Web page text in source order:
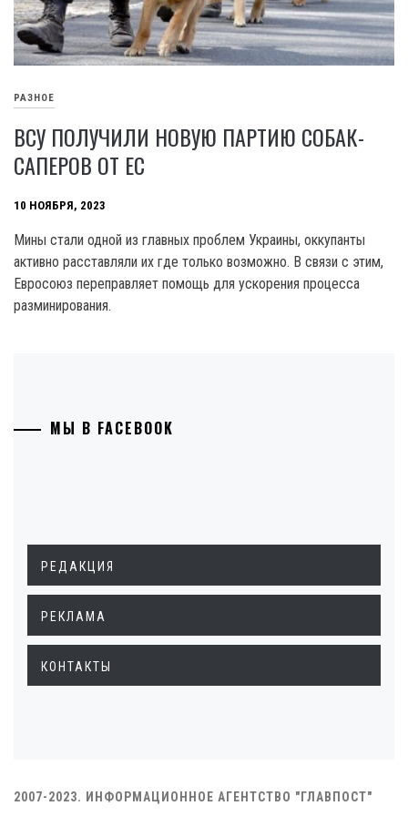
РАЗНОЕ
ВСУ ПОЛУЧИЛИ НОВУЮ ПАРТИЮ СОБАК-
САПЕРОВ ОТ ЕС
10 НОЯБРЯ, 2023
Мины стали одной из главных проблем Украины, оккупанты
активно расставляли их где только возможно. В связи с этим,
Евросоюз переправляет помощь для ускорения процесса
разминирования.
МЫ В FACEBOOK
РЕДАКЦИЯ
РЕКЛАМА
КОНТАКТЫ
2007-2023. ИНФОРМАЦИОННОЕ АГЕНТСТВО "ГЛАВПОСТ"